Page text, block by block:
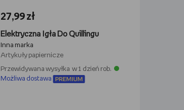
27,99 zł
Elektryczna Igła Do Quillingu
Inna marka
Artykuły papiernicze
Przewidywana wysyłka w 1 dzień rob.
Możliwa dostawa